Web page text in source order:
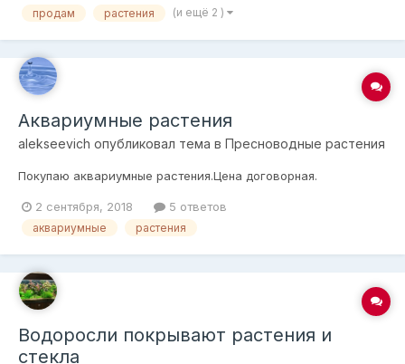
продам растения (и ещё 2 )
Аквариумные растения
alekseevich опубликовал тема в Пресноводные растения
Покупаю аквариумные растения.Цена договорная.
2 сентября, 2018 5 ответов
аквариумные растения
Водоросли покрывают растения и
стекла